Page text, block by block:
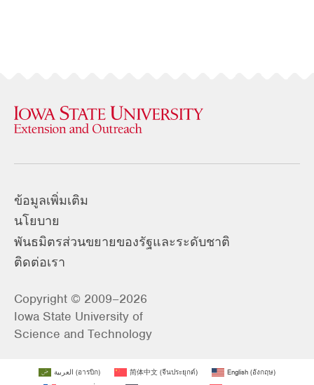
ข้อมูลเพิ่มเติม
นโยบาย
พันธมิตรส่วนขยายของรัฐและระดับชาติ
ติดต่อเรา
Copyright © 2009–2026
Iowa State University of
Science and Technology
العربية (อารบิก) 简体中文 (จีนประยุกต์) English (อังกฤษ)